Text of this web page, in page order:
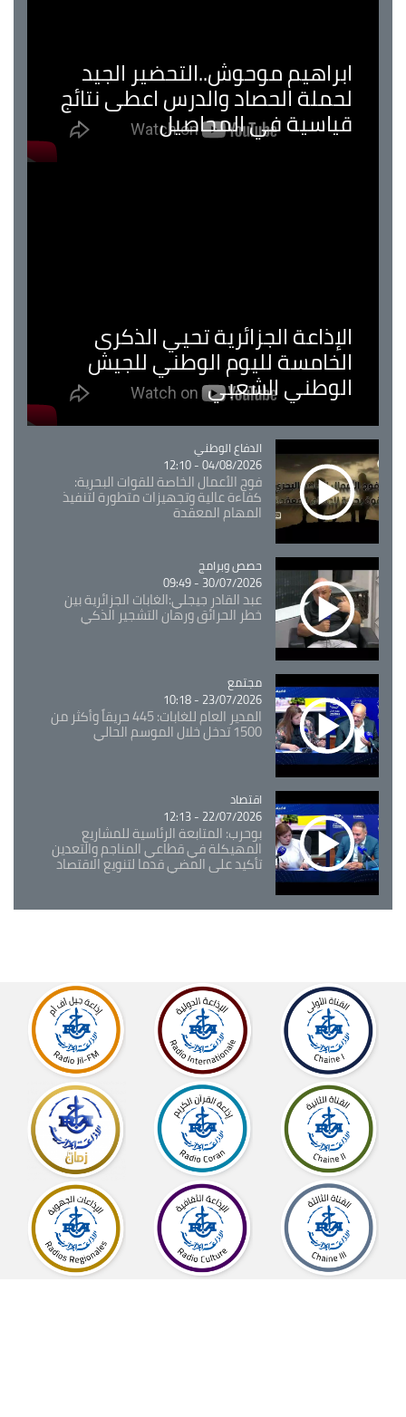
ابراهيم موحوش..التحضير الجيد
لحملة الحصاد والدرس اعطى نتائج
قياسية في المحاصيل
الإذاعة الجزائرية تحيي الذكرى
الخامسة لليوم الوطني للجيش
الوطني الشعبي
Catégorie
الدفاع الوطني
04/08/2026 - 12:10
فوج الأعمال الخاصة للقوات البحرية:
كفاءة عالية وتجهيزات متطورة لتنفيذ
المهام المعقدة
Catégorie
حصص وبرامج
30/07/2026 - 09:49
عبد القادر جيجلي:الغابات الجزائرية بين
خطر الحرائق ورهان التشجير الذكي
Catégorie
مجتمع
23/07/2026 - 10:18
المدير العام للغابات: 445 حريقاً وأكثر من
1500 تدخل خلال الموسم الحالي
Catégorie
اقتصاد
22/07/2026 - 12:13
بوحرب: المتابعة الرئاسية للمشاريع
المهيكلة في قطاعي المناجم والتعدين
تأكيد على المضي قدما لتنويع الاقتصاد